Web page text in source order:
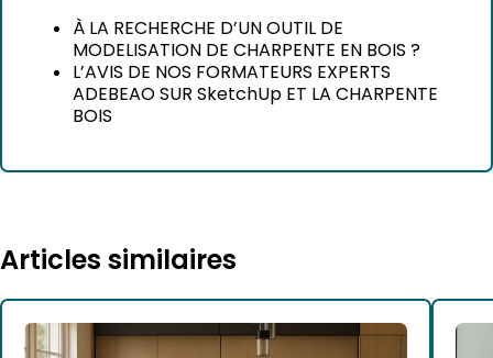
À LA RECHERCHE D’UN OUTIL DE
MODELISATION DE CHARPENTE EN BOIS ?
L’AVIS DE NOS FORMATEURS EXPERTS
ADEBEAO SUR SketchUp ET LA CHARPENTE
BOIS
Articles similaires